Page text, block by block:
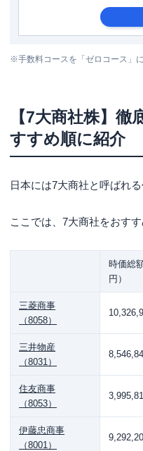
※手数料コースを「ゼロコース」
【7大商社株】
すすめ順に紹介
日本には7大商社と呼ばれ
ここでは、7大商社をおす
時価総
円）
三菱商事
（8058）
三井物産
（8031）
住友商事
（8053）
伊藤忠商事
（8001）